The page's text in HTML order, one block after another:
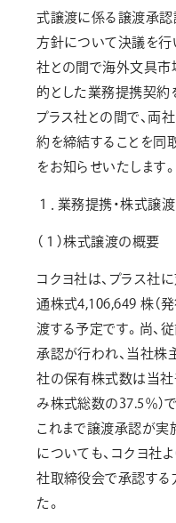
式譲渡に係る譲渡承認
方針について決議を行
社との間で海外文具市
的とした業務提携契約
プラス社との間で、両
約を締結することを同
をお知らせいたします。
１．業務提携・株式譲
（１）株式譲渡の概要
コクヨ社は、プラス社
通株式4,106,649 株（
渡する予定です。尚、
承認が行われ、当社株
社の保有株式数は当社
み株式総数の37.5％）
これまで譲渡承認が実
についても、コクヨ社
社取締役会で承認する
た。